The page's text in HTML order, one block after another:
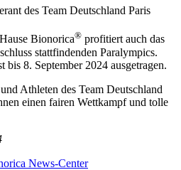
des Team Deutschland Paris
Bionorica® profitiert auch das
stattfindenden Paralympics.
8. September 2024 ausgetragen.
Athleten des Team Deutschland
einen fairen Wettkampf und tolle
News-Center